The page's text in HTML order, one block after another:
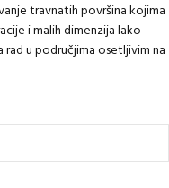
travnatih površina kojima
i malih dimenzija lako
rad u područjima osetljivim na